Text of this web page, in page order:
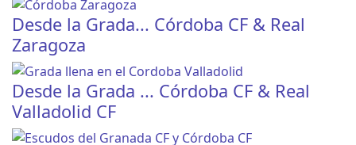
Desde la Grada... Córdoba CF & Real
Zaragoza
Desde la Grada ... Córdoba CF & Real
Valladolid CF